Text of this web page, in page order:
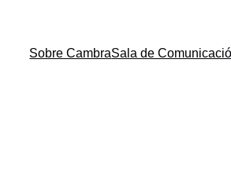
Sobre CambraSala de